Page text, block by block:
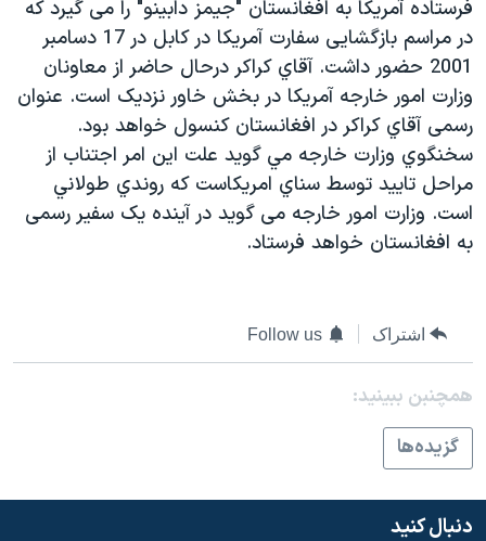
ویدیوها
فرهنگ و زندگی
حقوق شهروندی
اقتصادی
علم و فناوری
اسرائیل در جنگ
بایگانی برنامه‌های تلویزیونی
مستندها
انتخابات ریاست جمهوری آمریکا ۲۰۲۴
حمله جمهوری اسلامی به اسرائیل
رمز مهسا
ورزش زنان در ایران
تریبونال مردمی آبان ۹۸
دادگاه حمید نوری
چهل سال گروگان‌گیری
قانون شفافیت دارائی کادر رهبری ایران
اعتراضات مردمی آبان ۹۸
یادگیری زبان انگلیسی
دنبال کنید
زبانهای مختلف
فرستاده آمريکا به افغانستان "جيمز دابينو" را می گيرد که
در مراسم بازگشايی سفارت آمريکا در کابل در 17 دسامبر
2001 حضور داشت. آقاي کراکر درحال حاضر از معاونان
وزارت امور خارجه آمريکا در بخش خاور نزديک است. عنوان
رسمی آقاي کراکر در افغانستان کنسول خواهد بود.
سخنگوي وزارت خارجه مي گويد علت اين امر اجتناب از
مراحل تاييد توسط سناي امريکاست که روندي طولاني
است. وزارت امور خارجه می گويد در آينده يک سفير رسمی
به افغانستان خواهد فرستاد.
اشتراک Follow us
همچنبن ببینید:
گزيده‌ها
دنبال کنید